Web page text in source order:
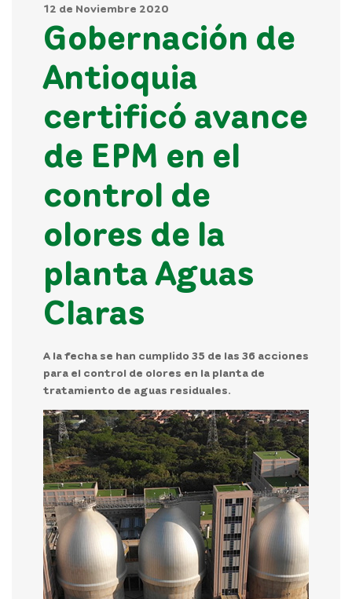
12 de Noviembre 2020
Gobernación de
Antioquia
certificó avance
de EPM en el
control de
olores de la
planta Aguas
Claras
A la fecha se han cumplido 35 de las 36 acciones
para el control de olores en la planta de
tratamiento de aguas residuales.